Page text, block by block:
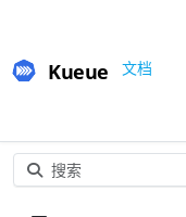
Kueue 文档
搜索